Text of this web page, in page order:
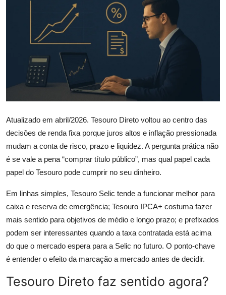
Newsletter
Radar Econômico
Sobre
Investimentos
Seguro de Vida
Motores do Brasil
Atualizado em abril/2026. Tesouro Direto voltou ao centro das
decisões de renda fixa porque juros altos e inflação pressionada
mudam a conta de risco, prazo e liquidez. A pergunta prática não
é se vale a pena “comprar título público”, mas qual papel cada
papel do Tesouro pode cumprir no seu dinheiro.
Em linhas simples, Tesouro Selic tende a funcionar melhor para
caixa e reserva de emergência; Tesouro IPCA+ costuma fazer
mais sentido para objetivos de médio e longo prazo; e prefixados
podem ser interessantes quando a taxa contratada está acima
do que o mercado espera para a Selic no futuro. O ponto-chave
é entender o efeito da marcação a mercado antes de decidir.
Tesouro Direto faz sentido agora?